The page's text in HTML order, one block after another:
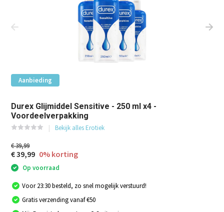
Aanbieding
Durex Glijmiddel Sensitive - 250 ml x4 -
Voordeelverpakking
Bekijk alles Erotiek
€ 39,99
€ 39,99 0% korting
Op voorraad
Voor 23:30 besteld, zo snel mogelijk verstuurd!
Gratis verzending vanaf €50